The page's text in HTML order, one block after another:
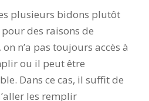
plusieurs bidons plutôt
des raisons de
n’a pas toujours accès à
ou il peut être
Dans ce cas, il suffit de
les remplir